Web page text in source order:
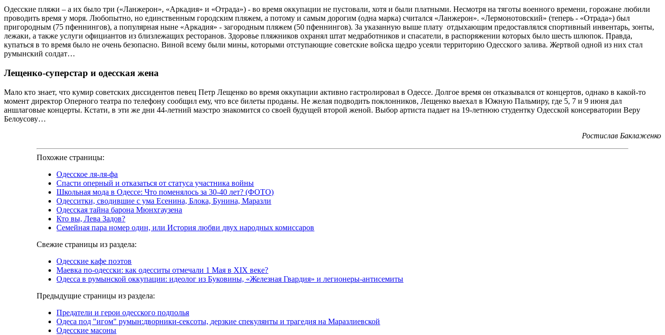
Одесские пляжи – а их было три («Ланжерон», «Аркадия» и «Отрада») - во время оккупации не пустовали, хотя и были платными. Несмотря на тяготы военного времени, горожане любили
проводить время у моря. Любопытно, но единственным городским пляжем, а потому и самым дорогим (одна марка) считался «Ланжерон». «Лермонотовский» (теперь - «Отрада») был
пригородным (75 пфеннингов), а популярная ныне «Аркадия» - загородным пляжем (50 пфеннингов). За указанную выше плату отдыхающим предоставлялся спортивный инвентарь, зонты,
лежаки, а также услуги официантов из близлежащих ресторанов. Здоровье пляжников охранял штат медработников и спасатели, в распоряжении которых было шесть шлюпок. Правда,
купаться в то время было не очень безопасно. Виной всему были мины, которыми отступающие советские войска щедро усеяли территорию Одесского залива. Жертвой одной из них стал
румынский солдат…
Лещенко-суперстар и одесская жена
Мало кто знает, что кумир советских диссидентов певец Петр Лещенко во время оккупации активно гастролировал в Одессе. Долгое время он отказывался от концертов, однако в какой-то
момент директор Оперного театра по телефону сообщил ему, что все билеты проданы. Не желая подводить поклонников, Лещенко выехал в Южную Пальмиру, где 5, 7 и 9 июня дал
аншлаговые концерты. Кстати, в эти же дни 44-летний маэстро знакомится со своей будущей второй женой. Выбор артиста падает на 19-летнюю студентку Одесской консерватории Веру
Белоусову…
Ростислав Баклаженко
Похожие страницы:
Одесское ля-ля-фа
Спасти оперный и отказаться от статуса участника войны
Школьная мода в Одессе: Что поменялось за 30-40 лет? (ФОТО)
Одесситки, сводившие с ума Есенина, Блока, Бунина, Маразли
Одесская тайна барона Мюнхгаузена
Кто вы, Лева Задов?
Семейная пара номер один, или История любви двух народных комиссаров
Свежие страницы из раздела:
Одесские кафе поэтов
Маевка по-одесски: как одесситы отмечали 1 Мая в ХІХ веке?
Одесса в румынской оккупации: идеолог из Буковины, «Железная Гвардия» и легионеры-антисемиты
Предыдущие страницы из раздела:
Предатели и герои одесского подполья
Одеса под "игом" румын:дворники-сексоты, дерзкие спекулянты и трагедия на Маразлиевской
Одесские масоны